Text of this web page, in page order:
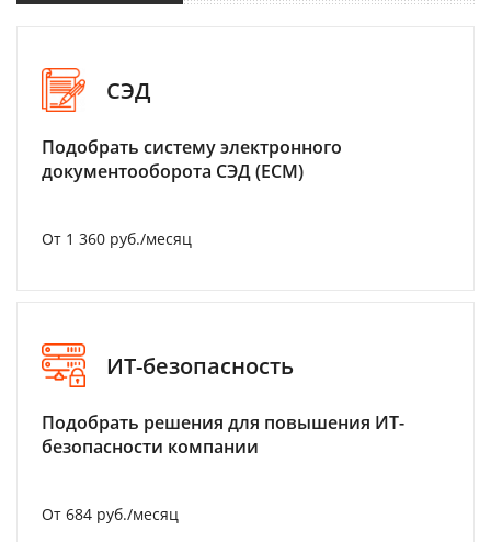
СЭД
Подобрать систему электронного
документооборота СЭД (ECM)
От 1 360 руб./месяц
ИТ-безопасность
Подобрать решения для повышения ИТ-
безопасности компании
От 684 руб./месяц